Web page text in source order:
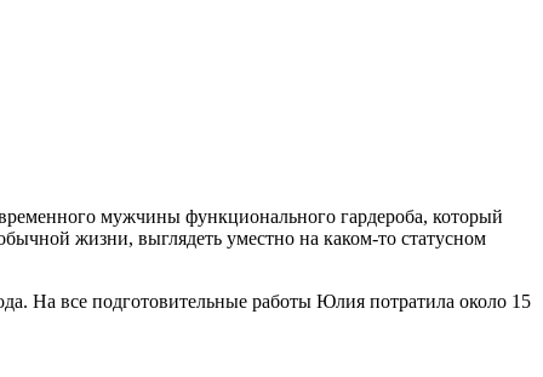
мужчины функционального гардероба, который
жизни, выглядеть уместно на каком-то статусном
На все подготовительные работы Юлия потратила около 15